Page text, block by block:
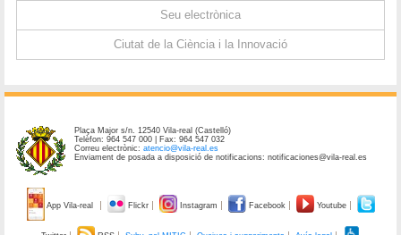
Seu electrònica
Ciutat de la Ciència i la Innovació
Plaça Major s/n. 12540 Vila-real (Castelló)
Telèfon: 964 547 000 | Fax: 964 547 032
Correu electrònic:atencio@vila-real.es
Enviament de posada a disposició de notificacions: notificaciones@vila-real.es
App Vila-real Flickr Instagram Facebook Youtube